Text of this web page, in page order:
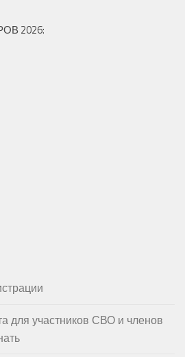
2026:
для участников СВО и членов